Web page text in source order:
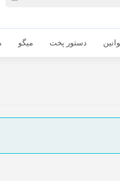
میگو دستور پخت